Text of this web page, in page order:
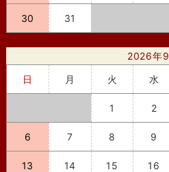
30 31
2026年9
日
月 火 水
1 2
6 7 8 9
13 14 15 16